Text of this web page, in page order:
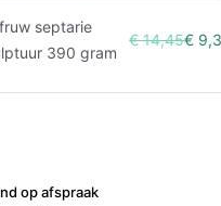
septarie
390 gram
€ 14,45€
op afspraak